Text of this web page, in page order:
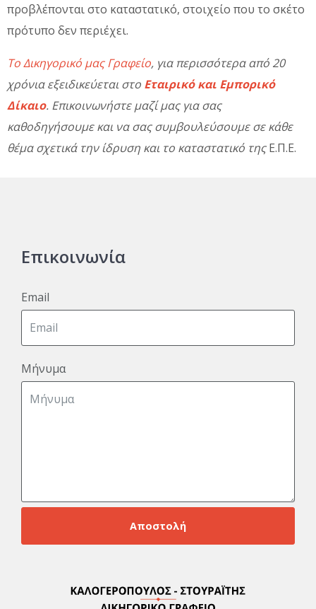
προβλέπονται στο καταστατικό, στοιχείο που το σκέτο
πρότυπο δεν περιέχει.
Το Δικηγορικό μας Γραφείο, για περισσότερα από 20
χρόνια εξειδικεύεται στο Εταιρικό και Εμπορικό
Δίκαιο. Επικοινωνήστε μαζί μας για σας
καθοδηγήσουμε και να σας συμβουλεύσουμε σε κάθε
θέμα σχετικά την ίδρυση και το καταστατικό τηςΕ.Π.Ε.
Επικοινωνία
Email
Μήνυμα
Αποστολή